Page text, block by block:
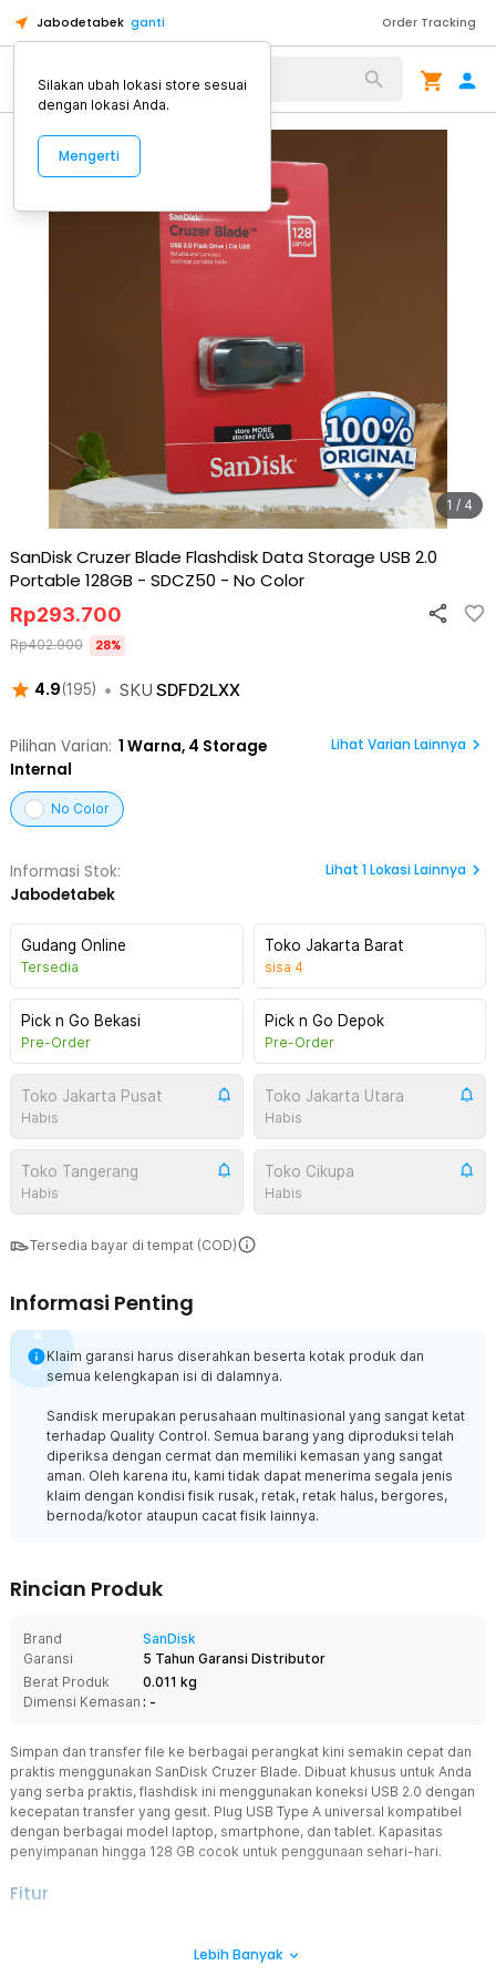
Jabodetabek ganti Order Tracking
Alat Kopi
1 / 4
SanDisk Cruzer Blade Flashdisk Data Storage USB 2.0
Portable 128GB - SDCZ50 - No Color
4.9(195) • SKU SDFD2LXX
Rp293.700
Rp402.900 28%
Pilihan Varian: 1 Warna, 4 Storage
Internal
Lihat Varian Lainnya
No Color
Informasi Stok:
Jabodetabek
Lihat 1Lokasi Lainnya
Gudang Online
Tersedia
Toko Jakarta Barat
sisa 4
Pick n Go Bekasi
Pre-Order
Pick n Go Depok
Pre-Order
Toko Jakarta Pusat
Habis
Toko Jakarta Utara
Habis
Toko Tangerang
Habis
Toko Cikupa
Habis
Tersedia bayar di tempat (COD)
Informasi Penting
Klaim garansi harus diserahkan beserta kotak produk dan
semua kelengkapan isi di dalamnya.
Sandisk merupakan perusahaan multinasional yang sangat ketat
terhadap Quality Control. Semua barang yang diproduksi telah
diperiksa dengan cermat dan memiliki kemasan yang sangat
aman. Oleh karena itu, kami tidak dapat menerima segala jenis
klaim dengan kondisi fisik rusak, retak, retak halus, bergores,
bernoda/kotor ataupun cacat fisik lainnya.
Rincian Produk
Brand
SanDisk
Garansi
5 Tahun Garansi Distributor
Berat Produk
0.011 kg
Dimensi Kemasan : -
Simpan dan transfer file ke berbagai perangkat kini semakin cepat dan
praktis menggunakan SanDisk Cruzer Blade. Dibuat khusus untuk Anda
yang serba praktis, flashdisk ini menggunakan koneksi USB 2.0 dengan
kecepatan transfer yang gesit. Plug USB Type A universal kompatibel
dengan berbagai model laptop, smartphone, dan tablet. Kapasitas
penyimpanan hingga 128 GB cocok untuk penggunaan sehari-hari.
Fitur
Tingkatkan produktivitas dengan kecepatan transfer data yang
Lebih Banyak
Silakan ubah lokasi store sesuai
dengan lokasi Anda.
Mengerti